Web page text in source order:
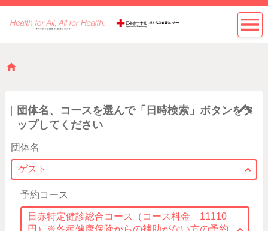
団体名、コースを選んで「日時検索」ボタンをタ
ップしてください
団体名
ゲスト
予約コース
日赤特定健診総合コース（コース料金 11110
円）※各種健康保険からの補助がない方の予約